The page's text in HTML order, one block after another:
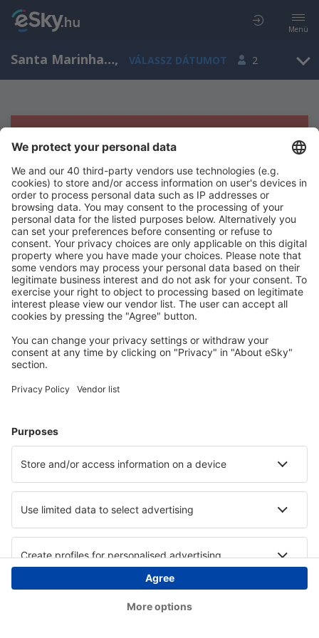
Menü
Santa Marinha do Zêzere, Porto, Portugália, VÁLASSZ DÁTUMOT 2
Sajnos semmilyen eredménnyel nem
szolgálhatunk.
Próbáld meg még egyszer más kritériumot kiválasztva
Copyright © eSky.hu Minden jog fenntartva.